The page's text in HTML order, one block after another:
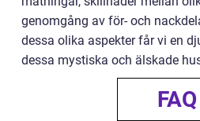
genomgång av för- och
dessa olika aspekter får vi en
dessa mystiska och älskade
FAQ